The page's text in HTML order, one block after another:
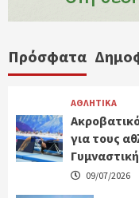
Πρόσφατα
ΑΘΛΗΤΙΚΑ
για τους
09/07/2026